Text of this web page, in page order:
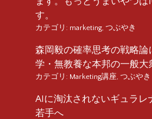
す。
カテゴリ: marketing つぶやき
森岡毅の確率思考の戦略
学・無教養な本邦の一般大
カテゴリ: Marketing講座 つぶやき
AIに淘汰されないギュラレ
若手へ